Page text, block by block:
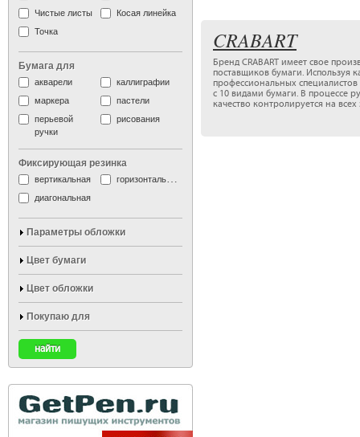
CRABART
Бренд CRABART имеет свое
поставщиков бумаги. Используя
профессиональных специалистов
с 10 видами бумаги. В процессе
качество контролируется на всех
Чистые листы
Косая линейка
Точка
Бумага для
акварели
каллиграфии
маркера
пастели
перьевой
ручки
рисования
Фиксирующая резинка
вертикальная
горизонтальная
диагональная
Параметры обложки
Цвет бумаги
Цвет обложки
Покупаю для